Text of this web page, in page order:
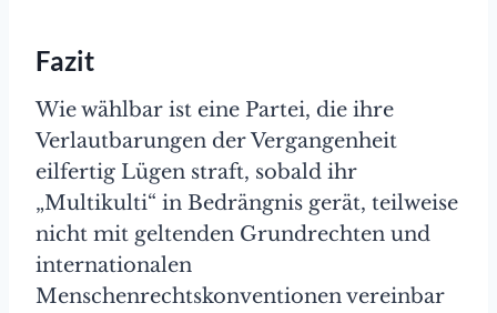
Fazit
Wie wählbar ist eine Partei, die ihre
Verlautbarungen der Vergangenheit
eilfertig Lügen straft, sobald ihr
„Multikulti“ in Bedrängnis gerät, teilweise
nicht mit geltenden Grundrechten und
internationalen
Menschenrechtskonventionen vereinbar